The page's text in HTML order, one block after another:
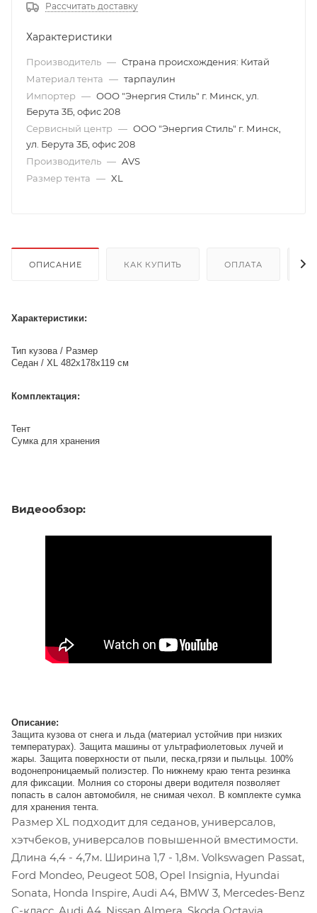
Рассчитать доставку
Характеристики
Производитель — Страна происхождения: Китай
Материал тента — тарпаулин
Импортер — ООО "Энергия Стиль" г. Минск, ул.
Берута 3Б, офис 208
Сервисный центр — ООО "Энергия Стиль" г. Минск,
ул. Берута 3Б, офис 208
Производитель — AVS
Размер тента — XL
ОПИСАНИЕ КАК КУПИТЬ ОПЛАТА
Характеристики:
Тип кузова / Размер
Седан / XL 482х178х119 см
Комплектация:
Тент
Сумка для хранения
Видеообзор:
Описание:
Защита кузова от снега и льда (материал устойчив при низких
температурах). Защита машины от ультрафиолетовых лучей и
жары. Защита поверхности от пыли, песка,грязи и пыльцы. 100%
водонепроницаемый полиэстер. По нижнему краю тента резинка
для фиксации. Молния со стороны двери водителя позволяет
попасть в салон автомобиля, не снимая чехол. В комплекте сумка
для хранения тента.
Размер XL подходит для седанов, универсалов,
хэтчбеков, универсалов повышенной вместимости.
Длина 4,4 - 4,7м. Ширина 1,7 - 1,8м. Volkswagen Passat,
Ford Mondeo, Peugeot 508, Opel Insignia, Hyundai
Sonata, Honda Inspire, Audi A4, BMW 3, Mercedes-Benz